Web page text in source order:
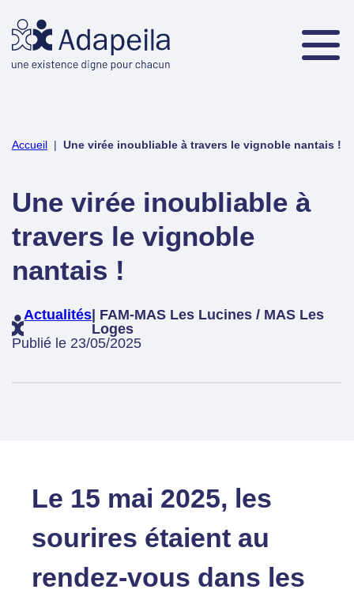
Accueil | Une virée inoubliable à travers le vignoble nantais !
Une virée inoubliable à
travers le vignoble
nantais !
Actualités| FAM-MAS Les Lucines / MAS Les
Loges
Publié le 23/05/2025
Le 15 mai 2025, les
sourires étaient au
rendez-vous dans les